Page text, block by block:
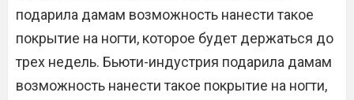
подарила дамам возможность нанести такое
покрытие на ногти, которое будет держаться до
трех недель. Бьюти-индустрия подарила дамам
возможность нанести такое покрытие на ногти,